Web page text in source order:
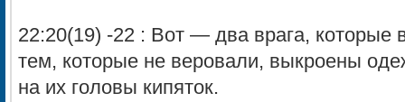
22:20(19) -22 : Вот — два врага, которые
тем, которые не веровали, выкроены
на их головы кипяток.